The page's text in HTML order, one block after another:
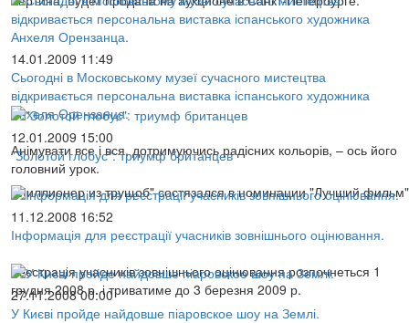
14.01.2009 11:49
Сьогодні в Московському музеї сучасного мистецтва
відкривається персональна виставка іспанського художника
Анхеля Орензанца.
Анімувати все і вся, дотримуючись радісних кольорів, – ось його
головний урок.
12.01.2009 15:00
"Золотой глобус": триумф британцев
"Миллионер из трущоб" состязался в номинации "Лучший фильм"
11.12.2008 16:52
Інформація для реєстрації учасників зовнішнього оцінювання.
Реєстрація учасників зовнішнього оцінювання розпочнеться 1
грудня 2008 р. і триватиме до 3 березня 2009 р.
27.11.2008 00:00
У Києві пройде найдовше піаровское шоу на Землі.